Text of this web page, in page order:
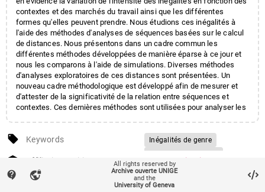
contextes et des marchés du travail ainsi que les différentes
formes qu'elles peuvent prendre. Nous étudions ces inégalités à
l'aide des méthodes d'analyses de séquences basées sur le calcul
de distances. Nous présentons dans un cadre commun les
différentes méthodes développées de manière éparse à ce jour et
nous les comparons à l'aide de simulations. Diverses méthodes
d'analyses exploratoires de ces distances sont présentées. Un
nouveau cadre méthodologique est développé afin de mesurer et
d'attester de la significativité de la relation entre séquences et
contextes. Ces dernières méthodes sont utilisées pour analyser les
local_offer Keywords
Inégalités de genre
Doctorat
Assistant
account_balance Affiliation entities Centres et instituts
interfacultaire de gérontologie
et d'études des vulnérabilités
contact_support vpn_lock
All rights reserved by
Archive ouverte UNIGE
and the
University of Geneva